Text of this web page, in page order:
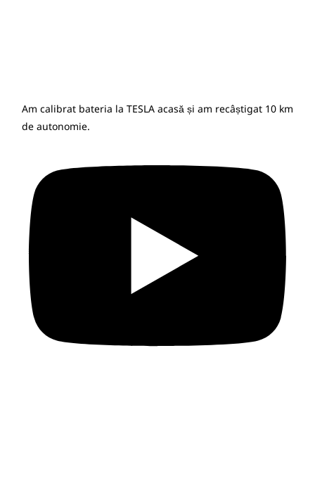
Am calibrat bateria la TESLA acasă și am recâștigat 10 km
de autonomie.